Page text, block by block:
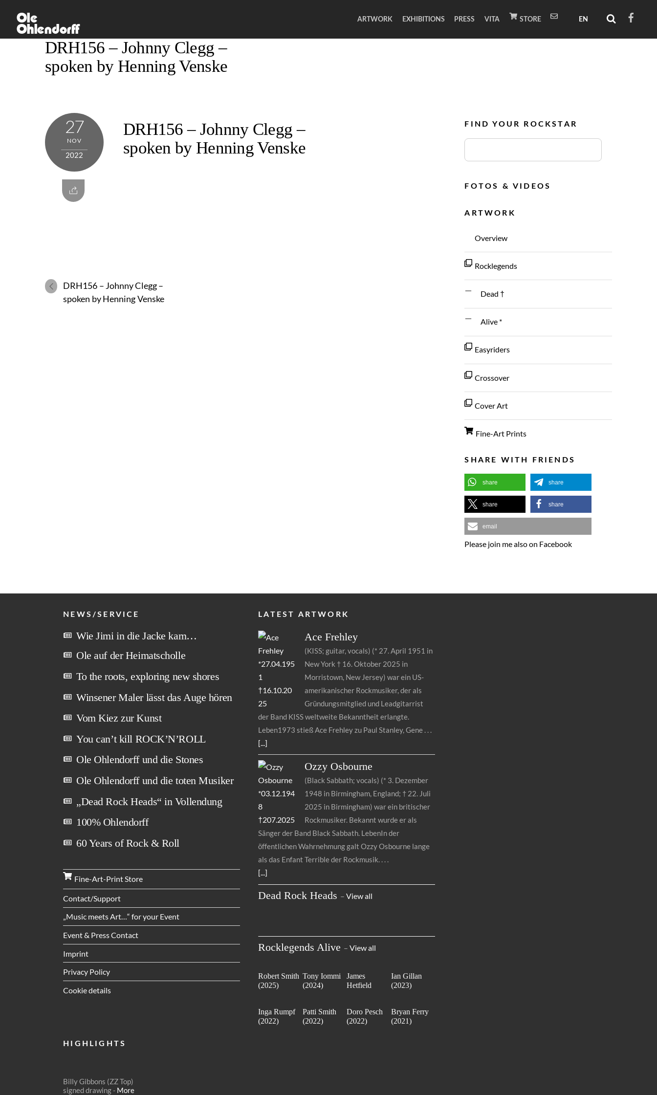
content
Ole
Ohlendorff
ARTWORK EXHIBITIONS PRESS VITA STORE
DRH156 – Johnny Clegg –
spoken by Henning Venske
27
NOV
2022
DRH156 – Johnny Clegg –
spoken by Henning Venske
DRH156 – Johnny Clegg –
spoken by Henning Venske
FIND YOUR ROCKSTAR
FOTOS & VIDEOS
ARTWORK
Overview
Rocklegends
Dead †
Alive *
Easyriders
Crossover
Cover Art
Fine-Art Prints
SHARE WITH FRIENDS
share share
share share
email
Please join me also on Facebook
NEWS/SERVICE
Wie Jimi in die Jacke kam…
Ole auf der Heimatscholle
To the roots, exploring new shores
Winsener Maler lässt das Auge hören
Vom Kiez zur Kunst
You can’t kill ROCK’N’ROLL
Ole Ohlendorff und die Stones
Ole Ohlendorff und die toten Musiker
„Dead Rock Heads“ in Vollendung
100% Ohlendorff
60 Years of Rock & Roll
Fine-Art-Print Store
Contact/Support
„Music meets Art…“ for your Event
Event & Press Contact
Imprint
Privacy Policy
Cookie details
LATEST ARTWORK
AceFrehley
(KISS; guitar, vocals) (* 27. April 1951 in
New York † 16. Oktober 2025 in
Morristown, New Jersey) war ein US-
amerikanischer Rockmusiker, der als
Gründungsmitglied und Leadgitarrist
der Band KISS weltweite Bekanntheit erlangte.
Leben1973 stieß Ace Frehley zu Paul Stanley, Gene
[...]
Ozzy Osbourne
(Black Sabbath; vocals) (* 3. Dezember
1948 in Birmingham, England; † 22. Juli
2025 in Birmingham) war ein britischer
Rockmusiker. Bekannt wurde er als
Sänger der Band Black Sabbath. LebenIn der
öffentlichen Wahrnehmung galt Ozzy Osbourne lange
als das Enfant Terrible der Rockmusik.
[...]
Dead Rock Heads –View all
Rocklegends Alive –View all
Robert Smith
(2025)
Tony Iommi
(2024)
James
Hetfield
Ian Gillan
(2023)
Inga Rumpf
(2022)
Patti Smith
(2022)
Doro Pesch
(2022)
Bryan Ferry
(2021)
HIGHLIGHTS
Billy Gibbons (ZZ Top)
signed drawing - More